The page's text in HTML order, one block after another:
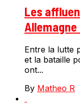
Les
Entre la lutte
et la bataille
ont...
By Matheo R